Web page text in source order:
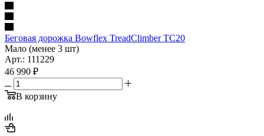
Беговая дорожка Bowflex TreadClimber TC20
Мало (менее 3 шт)
Арт.: 111229
46 990 ₽
В корзину